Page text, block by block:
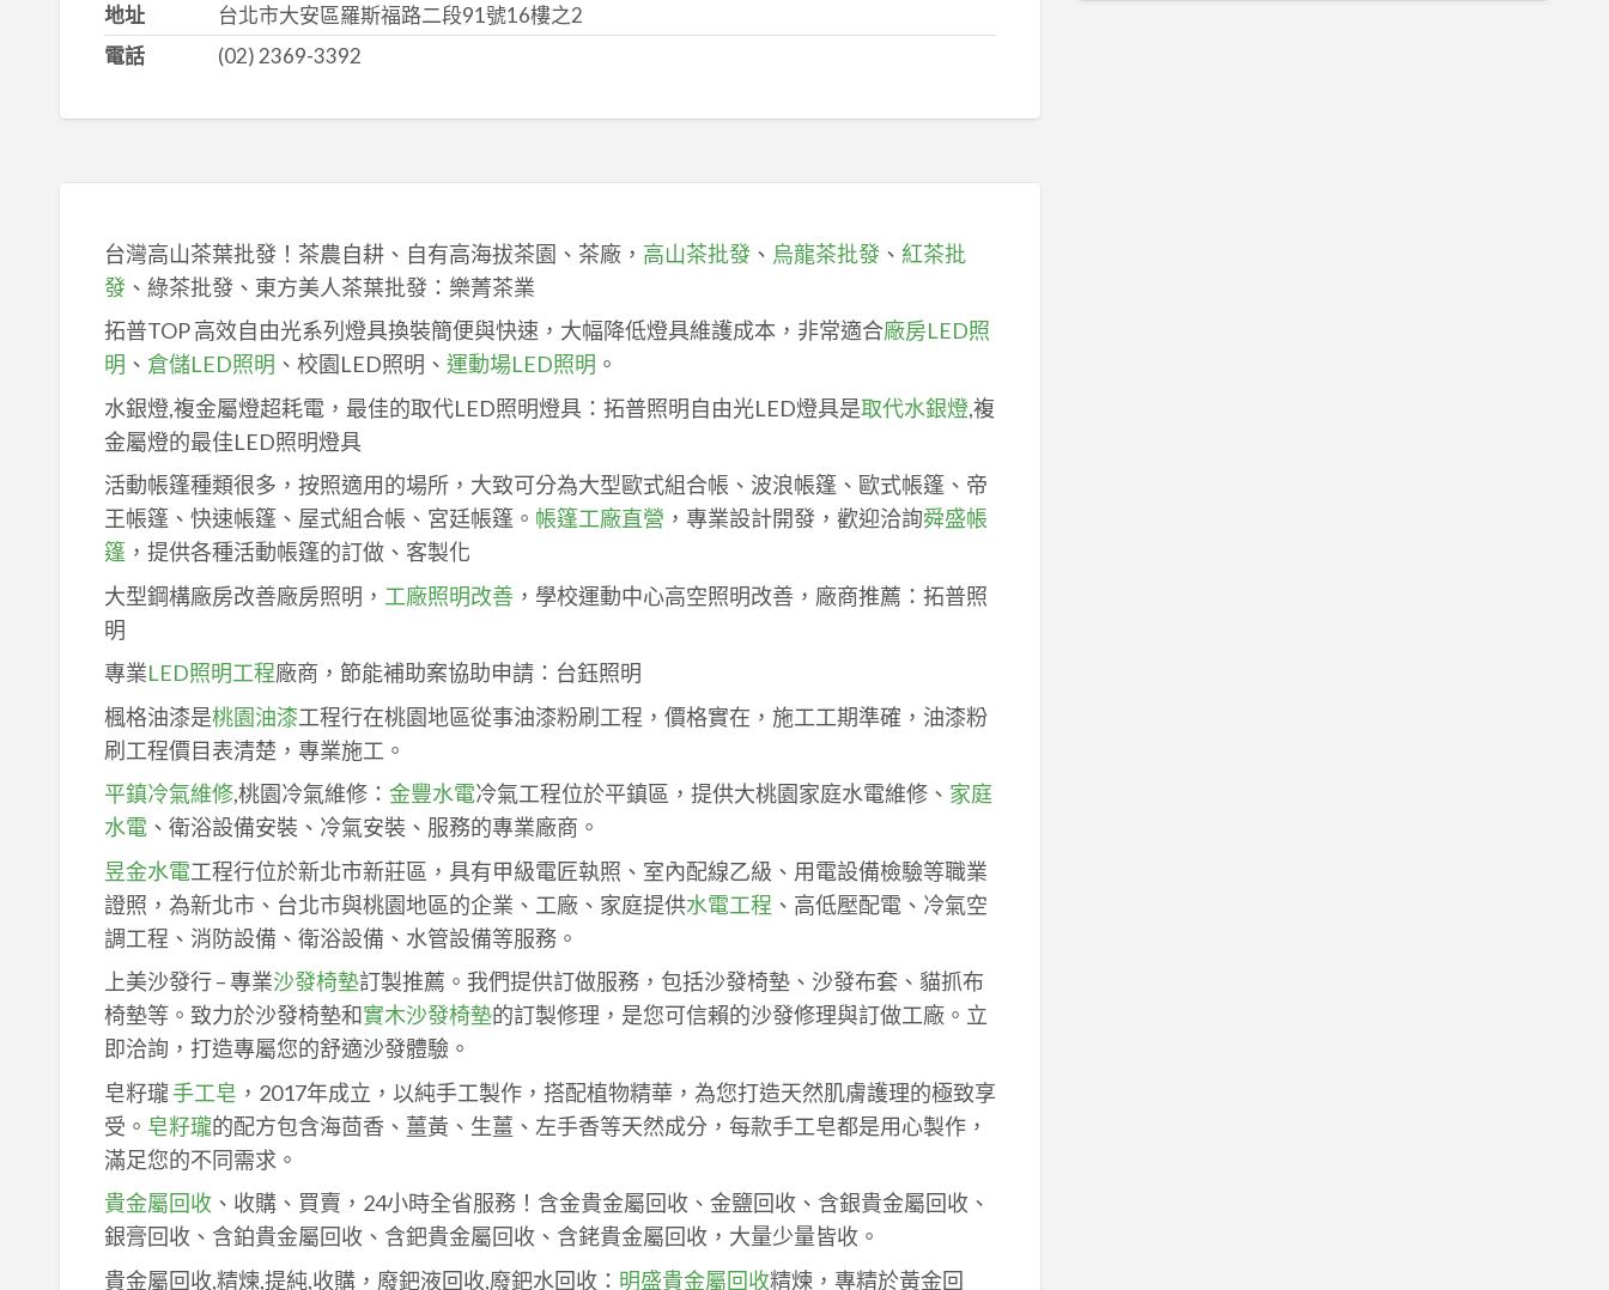
地址
台北市大安區羅斯福路二段91號16樓之2
電話
(02) 2369-3392
台灣高山茶葉批發！茶農自耕、自有高海拔茶園、茶廠， 高山茶批發、 烏龍茶批發、 紅茶批
發、綠茶批發、東方美人茶葉批發：樂菁茶業
拓普TOP 高效自由光系列燈具換裝簡便與快速，大幅降低燈具維護成本，非常適合廠房LED照
明 、 倉儲LED照明 、校園LED照明、 運動場LED照明 。
水銀燈,複金屬燈超耗電，最佳的取代LED照明燈具：拓普照明自由光LED燈具是取代水銀燈,複
金屬燈的最佳LED照明燈具
活動帳篷種類很多，按照適用的場所，大致可分為大型歐式組合帳、波浪帳篷、歐式帳篷、帝
王帳篷、快速帳篷、屋式組合帳、宮廷帳篷。 帳篷工廠直營 ，專業設計開發，歡迎洽詢舜盛帳
篷，提供各種活動帳篷的訂做、客製化
大型鋼構廠房改善廠房照明， 工廠照明改善，學校運動中心高空照明改善，廠商推薦：拓普照
明
專業LED照明工程廠商，節能補助案協助申請：台鈺照明
楓格油漆是桃園油漆工程行在桃園地區從事油漆粉刷工程，價格實在，施工工期準確，油漆粉
刷工程價目表清楚，專業施工。
平鎮冷氣維修,桃園冷氣維修： 金豐水電冷氣工程位於平鎮區，提供大桃園家庭水電維修、 家庭
水電、衛浴設備安裝、冷氣安裝、服務的專業廠商。
昱金水電工程行位於新北市新莊區，具有甲級電匠執照、室內配線乙級、用電設備檢驗等職業
證照，為新北市、台北市與桃園地區的企業、工廠、家庭提供水電工程 、高低壓配電、冷氣空
調工程、消防設備、衛浴設備、水管設備等服務。
上美沙發行 – 專業沙發椅墊訂製推薦。我們提供訂做服務，包括沙發椅墊、沙發布套、貓抓布
椅墊等。致力於沙發椅墊和實木沙發椅墊的訂製修理，是您可信賴的沙發修理與訂做工廠。立
即洽詢，打造專屬您的舒適沙發體驗。
皂籽瓏手工皂 ，2017年成立，以純手工製作，搭配植物精華，為您打造天然肌膚護理的極致享
受。 皂籽瓏的配方包含海茴香、薑黃、生薑、左手香等天然成分，每款手工皂都是用心製作，
滿足您的不同需求。
貴金屬回收、收購、買賣，24小時全省服務！含金貴金屬回收、金鹽回收、含銀貴金屬回收、
銀膏回收、含鉑貴金屬回收、含鈀貴金屬回收、含銠貴金屬回收，大量少量皆收。
貴金屬回收,精煉,提純,收購，廢鈀液回收,廢鈀水回收： 明盛貴金屬回收精煉，專精於黃金回